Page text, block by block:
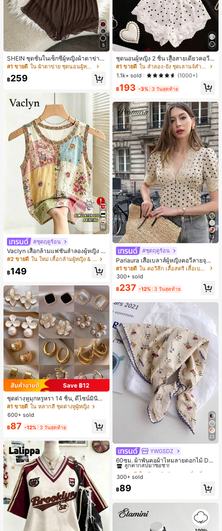
5
SHEIN ชุดชั้นในเซ็กซี่ผู้หญิงผ้าตาข่าย
มีโครงคัพบาง
#1 ขายดี ใน ผ้าตาข่าย ชุดนอนผู้หญิง
฿259
16
#ชุดฤดูร้อน
Vaclyn เสื้อกล้ามแฟชั่นลำลองผู้หญิง ล
ายแพตช์เวิร์ก แขนกุด คอกลม ติดกระดุ
#2 ขายดี ใน ใหม่ เสื้อกล้ามผู้หญิง & Camis
฿149
Save ฿12
ชุดต่างหูมุกหรูหรา 14 ชิ้น, ดีไซน์มินิมอ
ลใหม่ที่เป็นเอกลักษณ์ ต่างหูที่สง่างาม
สำหรับผู้หญิง, ของขวัญสำหรับเธอ
#1 ขายดี ใน หลากสี ชุดต่างหูผู้หญิง
600+ sold
฿87 -12% 3 วันสุดท้าย
ชุดนอนผู้หญิง 2 ชิ้น เสื้อสายเดี่ยวคอวีลู
กไม้ พร้อมกางเกงขาสั้นแต่งลูกไม้ แต่ง
โบว์ที่เอว ชุดลำลองผู้หญิงนุ่มสบายน่ารั
ก สไตล์เอสเธติก
#1 ขายดี
ใน ลำลอง-ยัง ชุดเลานจ์สำหรับผู้หญิง
1.1k+ sold
(1000+)
฿193 -3% 3 วันสุดท้าย
13
#ชุดฤดูร้อน
Pariaura เสื้อเบลาส์ผู้หญิงคอวีลายจุดต
กแต่งลูกไม้แบบปะติดสไตล์ลำลองอเนก
ประสงค์สำหรับใส่เที่ยวประจำวัน
#1 ขายดี
ใน คอวีลึก เสื้อสตรี เสื้อเบลาส์ & Tee
300+ sold
฿237 -12% 3 วันสุดท้าย
23
YWGSDZ
60ซม. ผ้าพันคอผ้าไหมลายดอกไม้ Dit
sy สีเบจ, เครื่องประดับใหม่สำหรับผู้หญิ
งฤดูใบไม้ผลิ/ฤดูใบไม้ร่วง, ผ้าพันคอผืน
บางอเนกประสงค์หรูหรา
#1 ขายดี
ลูกค้ากลับมาซื้อซ้ำ!
#1 ขายดี
ลูกค้ากลับมาซื้อซ้ำ!
#1 ขายดี
ลูกค้ากลับมาซื้อซ้ำ!
#1 ขายดี
ใน สีเบจ ผ้าพันคอทรงสี่เหลี่ยมและผ้าพันคอสำหรับผู้
300+ sold
฿89